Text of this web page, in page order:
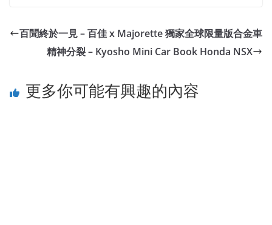
百聞終於一見 – 百佳 x Majorette 獨家全球限量版合金車
精神分裂 – Kyosho Mini Car Book Honda NSX
更多你可能有興趣的內容